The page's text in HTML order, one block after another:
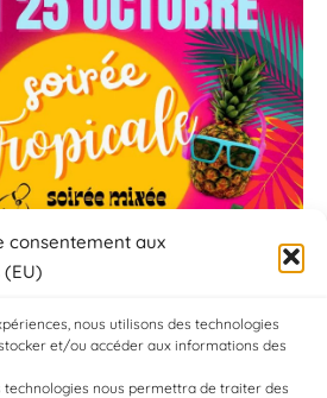
consentement aux
nous utilisons des technologies
et/ou accéder aux informations des
technologies nous permettra de traiter des